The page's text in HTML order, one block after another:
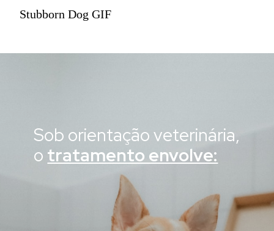
Stubborn Dog GIF
Sob orientação veterinária,
o tratamento envolve: